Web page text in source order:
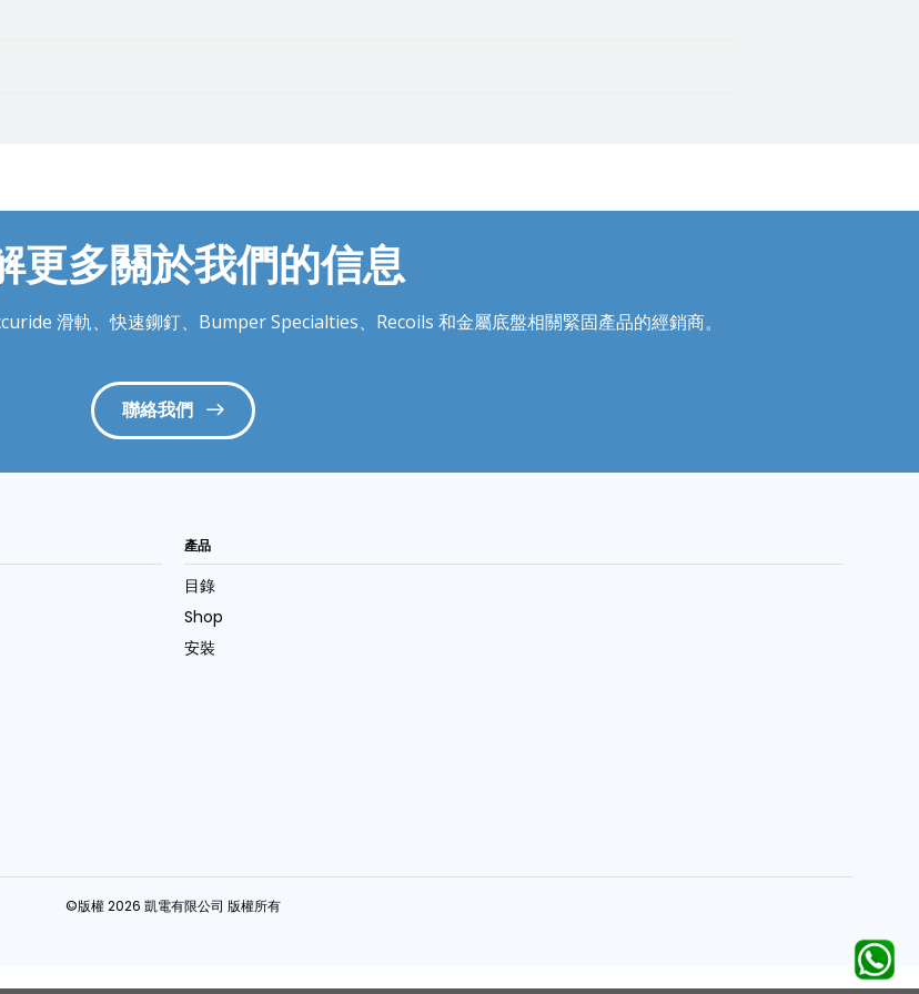
更多關於我們的信息
滑軌、快速鉚釘、Bumper Specialties、Recoils 和金屬底盤相關緊固產品的經銷商。
聯絡我們
產品
目錄
Shop
安裝
©版權 2026 凱電有限公司 版權所有